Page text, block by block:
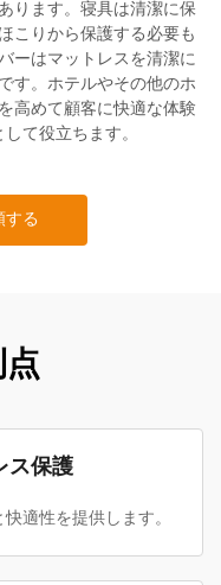
ります。寝具は清潔に保
こりから保護する必要も
ーはマットレスを清潔に
す。ホテルやその他のホ
高めて顧客に快適な体験
て役立ちます。
する
ス保護
適性を提供します。